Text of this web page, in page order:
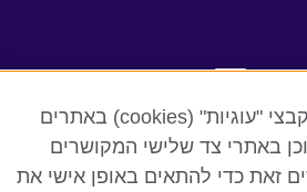
YouTube
Flickr
אנו משתמשים בקבצי "עוגיות" (cookies) באתרים
באתרי צד שלישי המקושרים
זאת כדי להתאים באופן אישי את